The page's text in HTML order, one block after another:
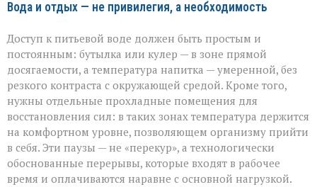
Вода и отдых — не привилегия, а необходимость
Доступ к питьевой воде должен быть простым и
постоянным: бутылка или кулер — в зоне прямой
досягаемости, а температура напитка — умеренной, без
резкого контраста с окружающей средой. Кроме того,
нужны отдельные прохладные помещения для
восстановления сил: в таких зонах температура держится
на комфортном уровне, позволяющем организму прийти
в себя. Эти паузы — не «перекур», а технологически
обоснованные перерывы, которые входят в рабочее
время и оплачиваются наравне с основной нагрузкой.